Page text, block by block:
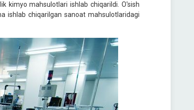
kimyo mahsulotlari ishlab chiqarildi. O'sish
ishlab chiqarilgan sanoat mahsulotlaridagi